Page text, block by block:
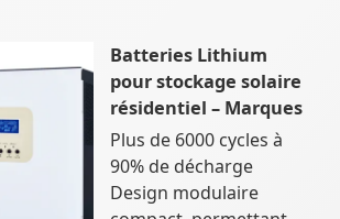
Batteries Lithium
pour stockage solaire
résidentiel – Marques
Plus de 6000 cycles à
90% de décharge
Design modulaire